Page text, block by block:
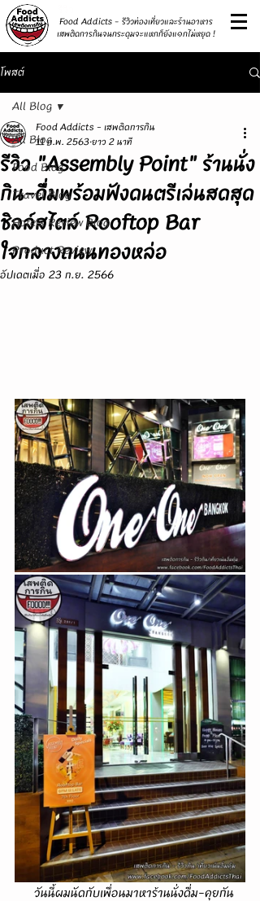
Food Addicts - รีวิวท่องเที่ยวและร้านอาหาร
เสพติดการกินจนกระดุมจะแหกก็ยังแ๑กไม่หยุด !
โพสต์
All Blog
Food Blog
Travel Blog
Hotels Review Blog
Product Review
All Blog
รีวิว "Assembly Point" ร้านนั่ง
กิน-ดื่มพร้อมฟังดนตรีเล่นสดสุด
ชิลล์สไตล์ Rooftop Bar
ใจกลางถนนทองหล่อ
Food Addicts - เสพติดการกิน
11 ก.พ. 2563ยาว 2 นาที
อัปเดตเมื่อ 23 ก.ย. 2566